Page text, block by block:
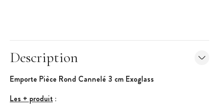
Description
Emporte Pièce Rond Cannelé 3 cm Exoglass
Les + produit :